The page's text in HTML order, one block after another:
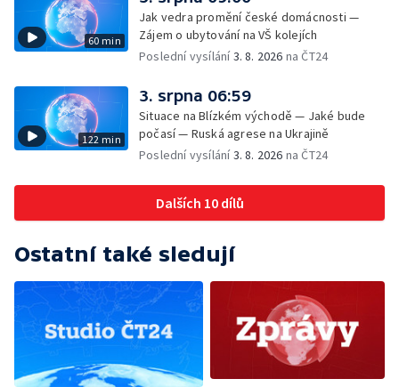
60 min
Jak vedra promění české domácnosti —
Zájem o ubytování na VŠ kolejích
Poslední vysílání3. 8. 2026 na ČT24
122 min
3. srpna 06:59
Situace na Blízkém východě — Jaké bude
počasí — Ruská agrese na Ukrajině
Poslední vysílání3. 8. 2026 na ČT24
Dalších 10 dílů
Ostatní také sledují